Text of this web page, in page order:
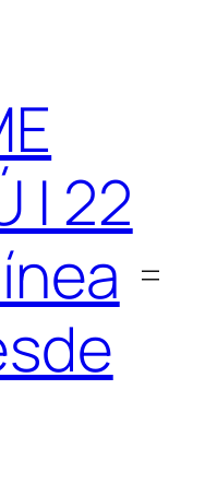
| 22